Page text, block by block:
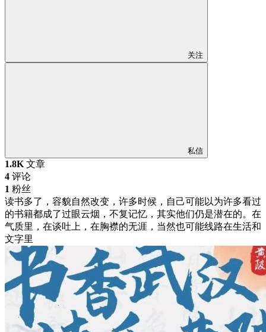
关注
私信
1.8K 文章
4 评论
1 粉丝
读书多了，容貌自然改变，许多时候，自己可能以为许多看过
的书籍都成了过眼云烟，不复记忆，其实他们仍是潜在的。在
气质里，在谈吐上，在胸襟的无涯，当然也可能线路在生活和
文字里